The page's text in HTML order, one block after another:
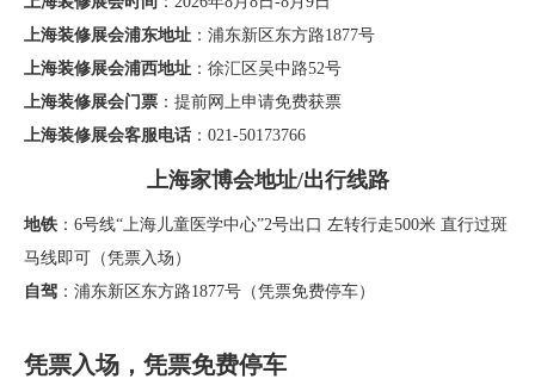
上海装修展会浦东地址 ：浦东新区东方路1877号
上海装修展会浦西地址 ：徐汇区吴中路52号
上海装修展会门票 ：提前网上申请免费获票
上海装修展会客服电话 ：021-50173766
上海家博会地址/出行线路
地铁 ：6号线“上海儿童医学中心”2号出口 左转行走500米 直行过斑
马线即可（凭票入场）
自驾 ：浦东新区东方路1877号（凭票免费停车）
凭票入场，凭票免费停车